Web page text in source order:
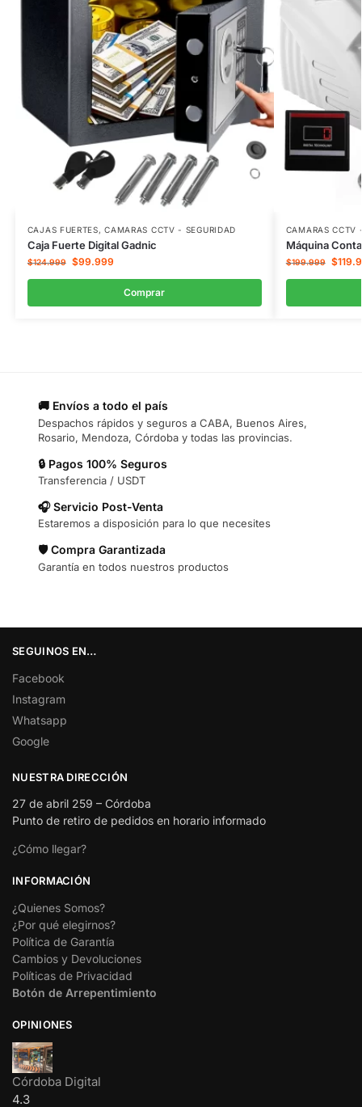
CAJAS FUERTES,CAMARAS CCTV - SEGURIDAD
Caja Fuerte Digital Gadnic
$124.999 $99.999
Comprar
CAMARAS CCTV
Máquina
$199.999 $
🚚 Envíos a todo el país
Despachos rápidos y seguros a CABA, Buenos Aires,
Rosario, Mendoza, Córdoba y todas las provincias.
🔒 Pagos 100% Seguros
Transferencia / USDT
🎧 Servicio Post-Venta
Estaremos a disposición para lo que necesites
🛡️ Compra Garantizada
Garantía en todos nuestros productos
SEGUINOS EN…
Facebook
Instagram
Whatsapp
Google
NUESTRA DIRECCIÓN
27 de abril 259 – Córdoba
Punto de retiro de pedidos en horario informado
¿Cómo llegar?
INFORMACIÓN
¿Quienes Somos?
¿Por qué elegirnos?
Política de Garantía
Cambios y Devoluciones
Políticas de Privacidad
Botón de Arrepentimiento
OPINIONES
Córdoba Digital
4.3